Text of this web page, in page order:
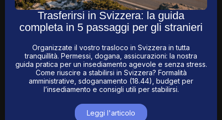
Trasferirsi in Svizzera: la guida
completa in 5 passaggi per gli stranieri
Organizzate il vostro trasloco in Svizzera in tutta
tranquillità. Permessi, dogana, assicurazioni: la nostra
guida pratica per un insediamento agevole e senza stress.
Come riuscire a stabilirsi in Svizzera? Formalità
amministrative, sdoganamento (18.44), budget per
l’insediamento e consigli utili per stabilirsi.
Leggi l'articolo